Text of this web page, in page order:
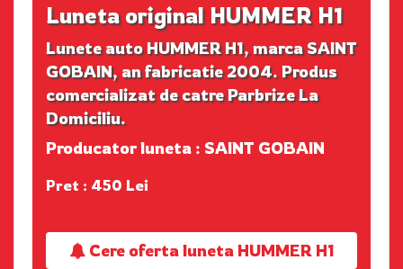
Luneta original HUMMER H1
Lunete auto HUMMER H1, marca SAINT
GOBAIN, an fabricatie 2004. Produs
comercializat de catre Parbrize La
Domiciliu.
Producator luneta : SAINT GOBAIN
Pret : 450 Lei
Cere oferta luneta HUMMER H1